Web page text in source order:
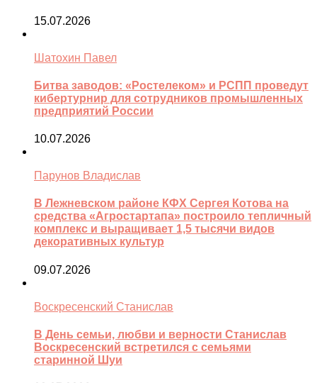
15.07.2026
Шатохин Павел
Битва заводов: «Ростелеком» и РСПП проведут
кибертурнир для сотрудников промышленных
предприятий России
10.07.2026
Парунов Владислав
В Лежневском районе КФХ Сергея Котова на
средства «Агростартапа» построило тепличный
комплекс и выращивает 1,5 тысячи видов
декоративных культур
09.07.2026
Воскресенский Станислав
В День семьи, любви и верности Станислав
Воскресенский встретился с семьями
старинной Шуи